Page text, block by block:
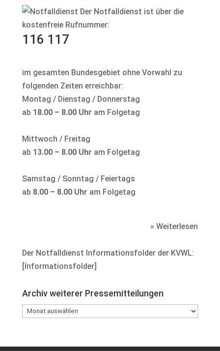
Der Notfalldienst ist über die
kostenfreie Rufnummer:
116 117
im gesamten Bundesgebiet ohne Vorwahl zu
folgenden Zeiten erreichbar:
Montag / Dienstag / Donnerstag
ab 18.00 – 8.00 Uhr am Folgetag
Mittwoch / Freitag
ab 13.00 – 8.00 Uhr am Folgetag
Samstag / Sonntag / Feiertags
ab 8.00 – 8.00 Uhr am Folgetag
» Weiterlesen
Der Notfalldienst Informationsfolder der KVWL:
[Informationsfolder]
Archiv weiterer Pressemitteilungen
Archiv